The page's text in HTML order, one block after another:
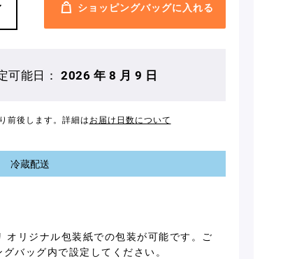
ショッピングバッグに入れる
可能日： 2026 年 8 月 9 日
前後します。詳細はお届け日数について
冷蔵配送
オリジナル包装紙での包装が可能です。ご
バッグ内で設定してください。